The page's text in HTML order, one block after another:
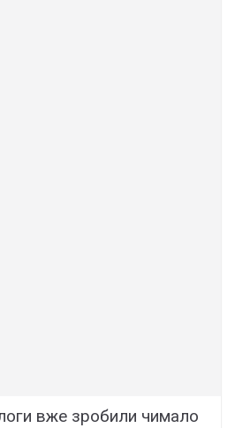
вже зробили чимало